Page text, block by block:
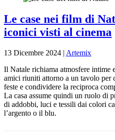
Le case nei film di
iconici visti al cinema
13 Dicembre 2024 | Artemix
Il Natale richiama atmosfere intime
amici riuniti attorno a un tavolo per
feste e condividere la reciproca
La casa assume quindi un ruolo di
di addobbi, luci e tessili dai colori
l’argento o il blu.